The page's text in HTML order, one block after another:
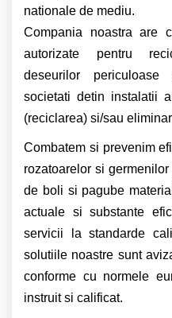
nationale de mediu.
Compania noastra are
autorizate pentru
deseurilor
societati detin instalatii
(reciclarea) si/sau
Combatem si prevenim
rozatoarelor si
de boli si pagube
actuale si substante
servicii la standarde
solutiile noastre sunt
conforme cu normele
instruit si calificat.